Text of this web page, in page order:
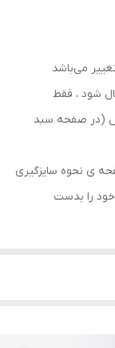
می‌باشد
شود ، فقط
(در صفحه سبد
ی نحوه سایزگیری
را بدست